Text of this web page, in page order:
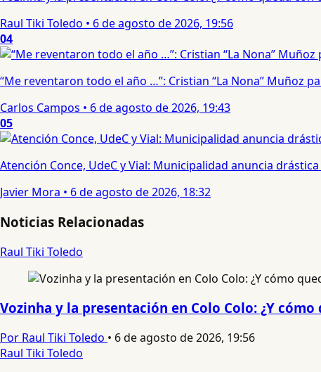
Raul Tiki Toledo • 6 de agosto de 2026, 19:56
04
“Me reventaron todo el año …”: Cristian “La Nona” Muñoz
Carlos Campos • 6 de agosto de 2026, 19:43
05
Atención Conce, UdeC y Vial: Municipalidad anuncia
Javier Mora • 6 de agosto de 2026, 18:32
Noticias Relacionadas
Raul Tiki Toledo
Vozinha y la presentación en Colo Colo: ¿Y
Por Raul Tiki Toledo • 6 de agosto de 2026, 19:56
Raul Tiki Toledo